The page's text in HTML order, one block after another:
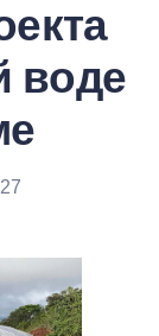
воде